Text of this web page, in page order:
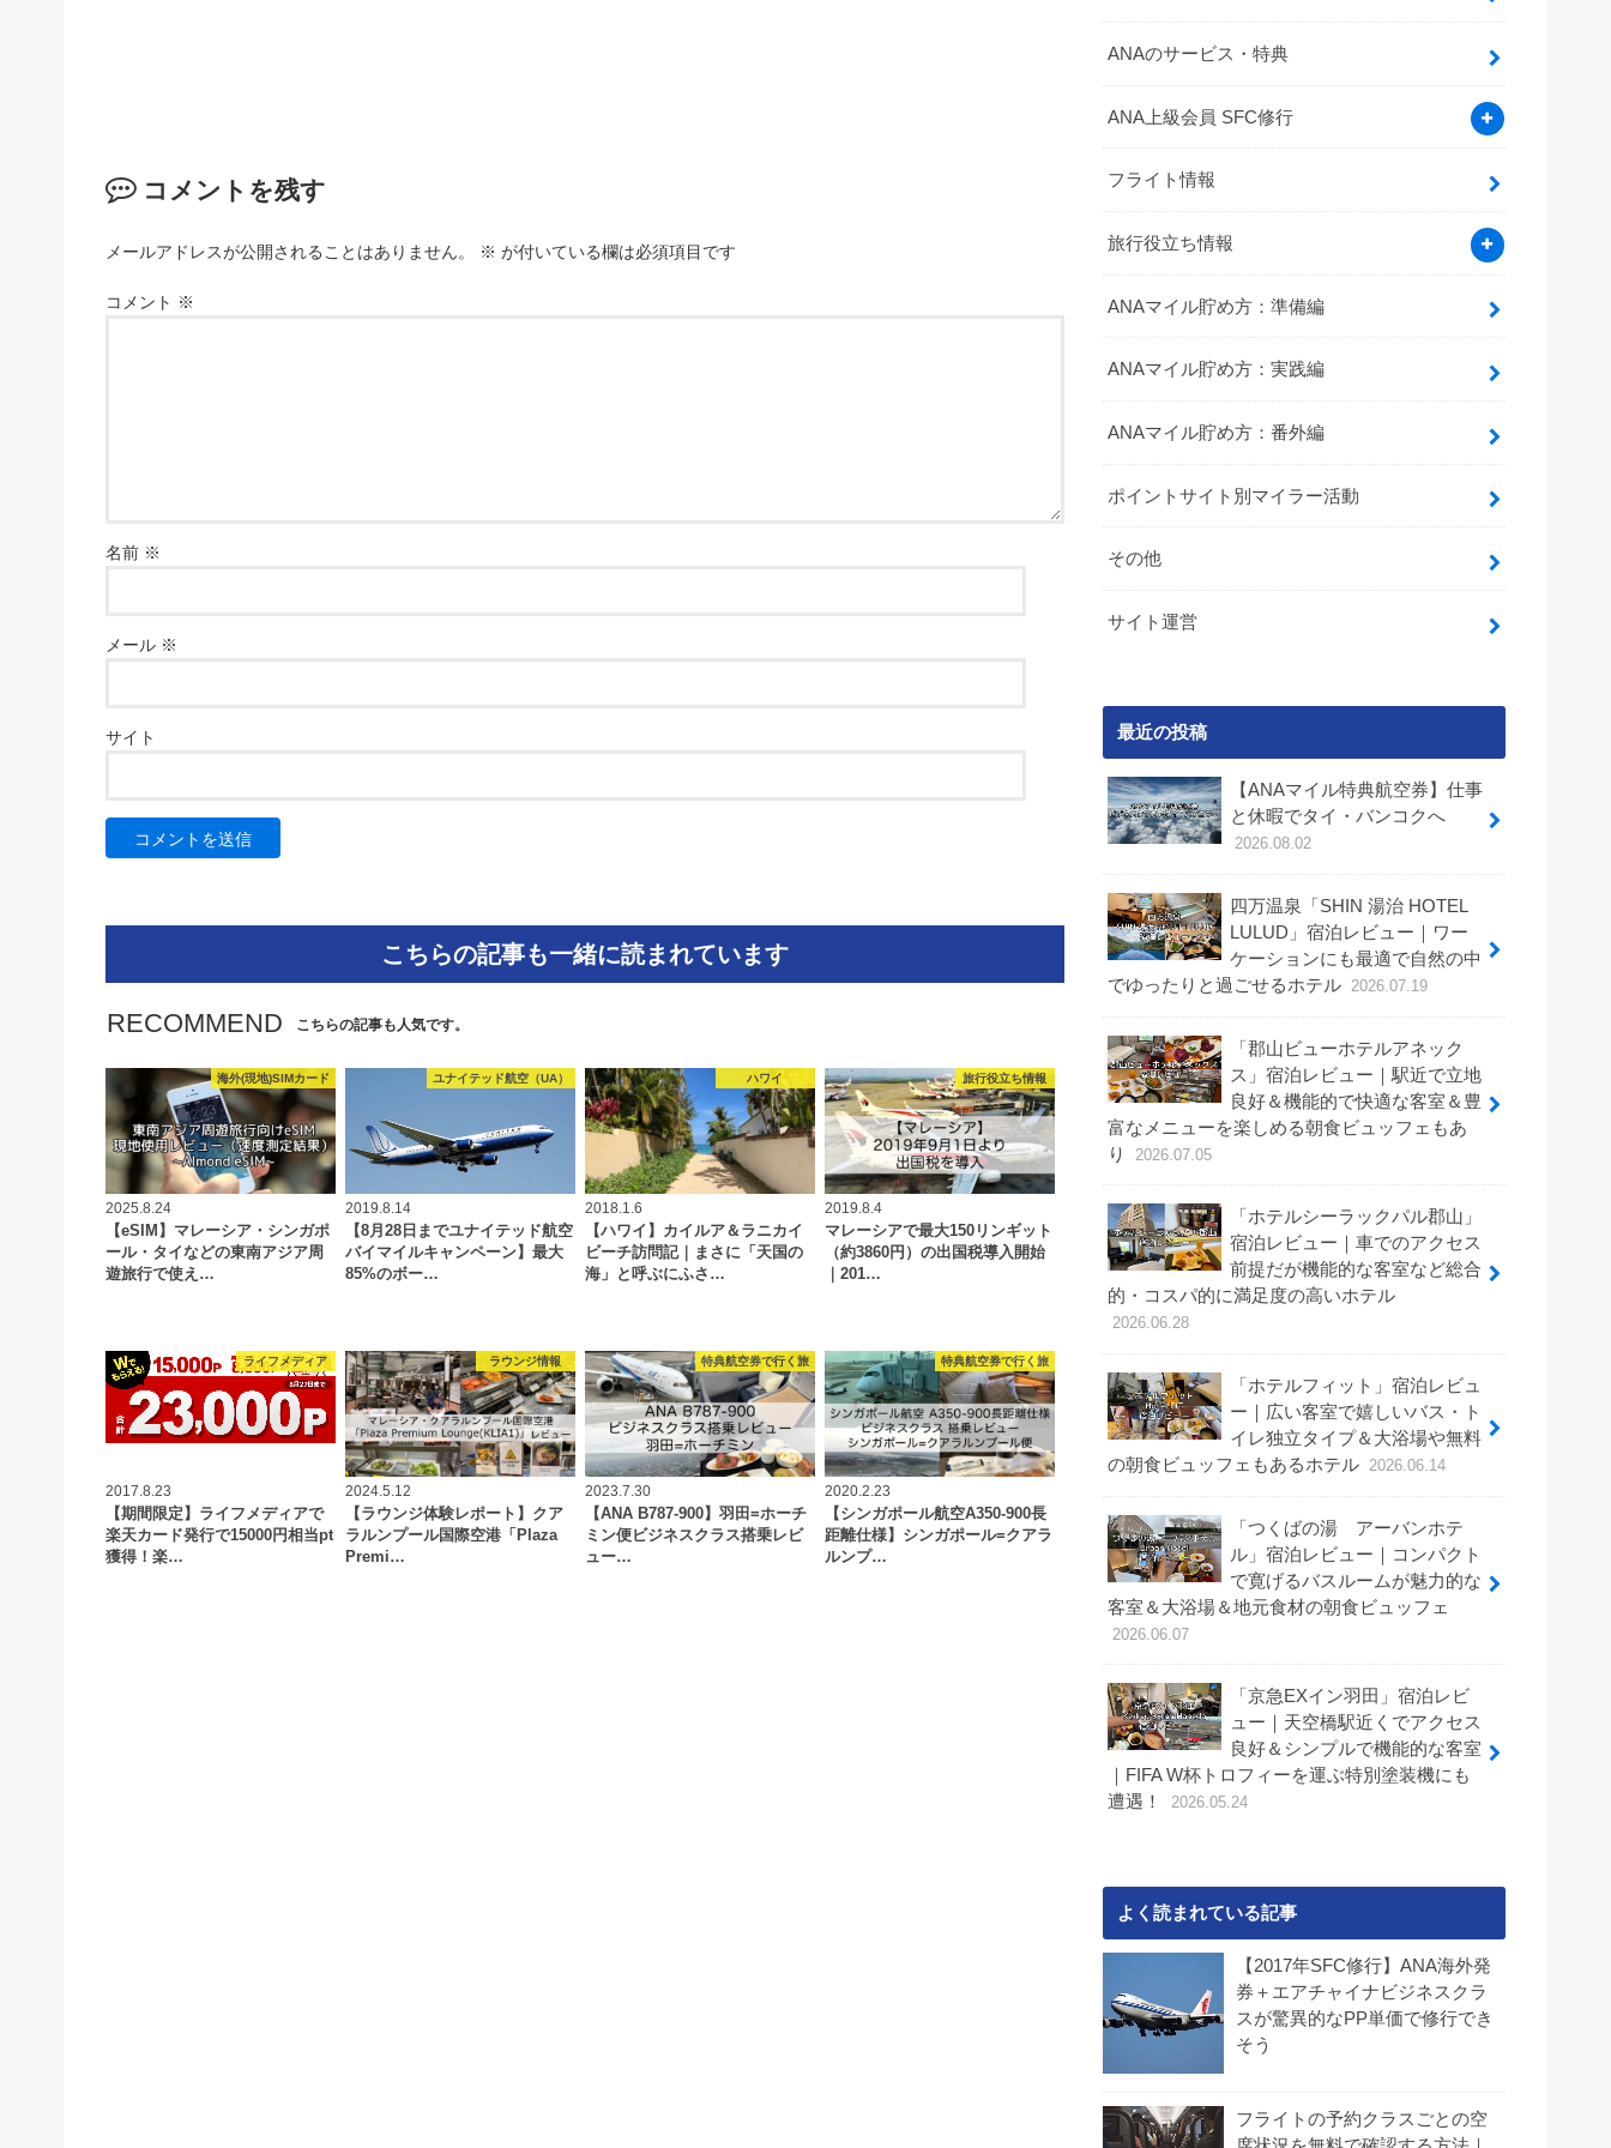
コメントを残す
メールアドレスが公開されることはありません。 ※ が付いている欄は必須項目です
コメント ※
名前 ※
メール ※
サイト
こちらの記事も一緒に読まれています
RECOMMEND こちらの記事も人気です。
海外(現地)SIMカード
2025.8.24
【eSIM】マレーシア・シンガポ
ール・タイなどの東南アジア周
遊旅行で使え…
ユナイテッド航空（UA）
2019.8.14
【8月28日までユナイテッド航空
バイマイルキャンペーン】最大
85%のボー…
ハワイ
2018.1.6
【ハワイ】カイルア＆ラニカイ
ビーチ訪問記｜まさに「天国の
海」と呼ぶにふさ…
旅行役立ち情報
2019.8.4
マレーシアで最大150リンギット
（約3860円）の出国税導入開始
｜201…
ライフメディア
2017.8.23
【期間限定】ライフメディアで
楽天カード発行で15000円相当pt
獲得！楽…
ラウンジ情報
2024.5.12
【ラウンジ体験レポート】クア
ラルンプール国際空港「Plaza
Premi…
特典航空券で行く旅
2023.7.30
【ANA B787-900】羽田=ホーチ
ミン便ビジネスクラス搭乗レビ
ュー…
特典航空券で行く旅
2020.2.23
【シンガポール航空A350-900長
距離仕様】シンガポール=クアラ
ルンプ…
ANAのサービス・特典
ANA上級会員 SFC修行
フライト情報
旅行役立ち情報
ANAマイル貯め方：準備編
ANAマイル貯め方：実践編
ANAマイル貯め方：番外編
ポイントサイト別マイラー活動
その他
サイト運営
最近の投稿
【ANAマイル特典航空券】仕事
と休暇でタイ・バンコクへ
2026.08.02
四万温泉「SHIN 湯治 HOTEL
LULUD」宿泊レビュー｜ワー
ケーションにも最適で自然の中
でゆったりと過ごせるホテル 2026.07.19
「郡山ビューホテルアネック
ス」宿泊レビュー｜駅近で立地
良好＆機能的で快適な客室＆豊
富なメニューを楽しめる朝食ビュッフェもあ
り
2026.07.05
「ホテルシーラックパル郡山」
宿泊レビュー｜車でのアクセス
前提だが機能的な客室など総合
的・コスパ的に満足度の高いホテル
2026.06.28
「ホテルフィット」宿泊レビュ
ー｜広い客室で嬉しいバス・ト
イレ独立タイプ＆大浴場や無料
の朝食ビュッフェもあるホテル 2026.06.14
「つくばの湯 アーバンホテ
ル」宿泊レビュー｜コンパクト
で寛げるバスルームが魅力的な
客室＆大浴場＆地元食材の朝食ビュッフェ
2026.06.07
「京急EXイン羽田」宿泊レビ
ュー｜天空橋駅近くでアクセス
良好＆シンプルで機能的な客室
｜FIFA W杯トロフィーを運ぶ特別塗装機にも
遭遇！
2026.05.24
よく読まれている記事
【2017年SFC修行】ANA海外発
券＋エアチャイナビジネスクラ
スが驚異的なPP単価で修行でき
そう
フライトの予約クラスごとの空